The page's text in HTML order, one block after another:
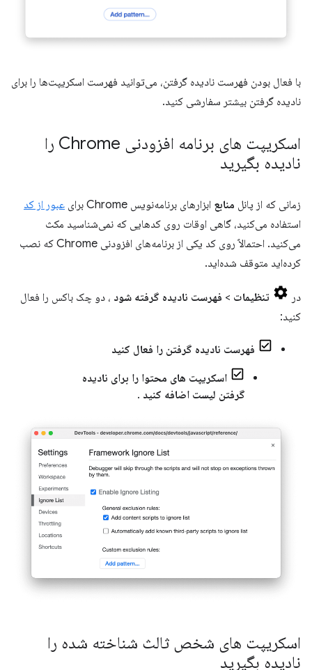
با فعال بودن فهرست نادیده گرفتن، می‌توانید فهرست اسکریپت‌ها را برای
نادیده گرفتن بیشتر سفارشی کنید.
اسکریپت های برنامه افزودنی Chrome را
نادیده بگیرید
زمانی که از پانل منابع ابزارهای برنامه‌نویس Chrome برای
عبور از کد
استفاده می‌کنید، گاهی اوقات روی کدهایی که نمی‌شناسید مکث
می‌کنید. احتمالاً روی کد یکی از برنامه‌های افزودنی Chrome که نصب
کرده‌اید متوقف شده‌اید.
در تنظیمات > فهرست نادیده گرفته شود ، دو چک باکس را فعال
کنید:
فهرست نادیده گرفتن را فعال کنید
اسکریپت های محتوا را برای نادیده
گرفتن لیست اضافه کنید .
اسکریپت های شخص ثالث شناخته شده را
نادیده بگیرید